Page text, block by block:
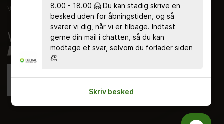
Whistleblowerservice8.00 - 18.00 🤗 Du kan stadig skrive en
besked uden for åbningstiden, og så
svarer vi dig, når vi er tilbage. Indtast
gerne din mail i chatten, så du kan
modtage et svar, selvom du forlader siden
👏
Skriv besked